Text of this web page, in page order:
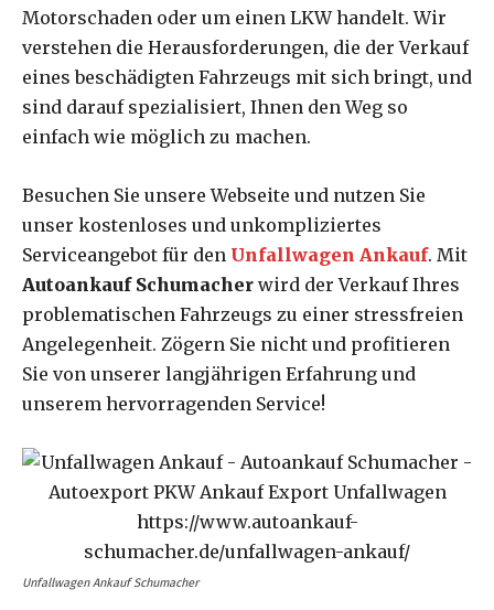
Motorschaden oder um einen LKW handelt. Wir
verstehen die Herausforderungen, die der Verkauf
eines beschädigten Fahrzeugs mit sich bringt, und
sind darauf spezialisiert, Ihnen den Weg so
einfach wie möglich zu machen.
Besuchen Sie unsere Webseite und nutzen Sie
unser kostenloses und unkompliziertes
Serviceangebot für den Unfallwagen Ankauf. Mit
Autoankauf Schumacher wird der Verkauf Ihres
problematischen Fahrzeugs zu einer stressfreien
Angelegenheit. Zögern Sie nicht und profitieren
Sie von unserer langjährigen Erfahrung und
unserem hervorragenden Service!
Unfallwagen Ankauf Schumacher